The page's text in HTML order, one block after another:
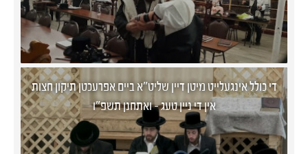
די כולל אינגעלייט מיטן דיין שליט"א ביים אפרעכטן תיקון חצות
אין די ניין טעג - ואתחנן תשפ"ו